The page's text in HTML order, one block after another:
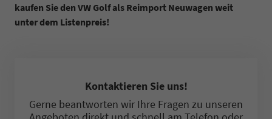
kaufen Sie den VW Golf als Reimport Neuwagen weit
unter dem Listenpreis!
Kontaktieren Sie uns!
Gerne beantworten wir Ihre Fragen zu unseren